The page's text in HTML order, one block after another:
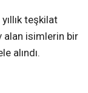
teşkilat
alan isimlerin bir
alındı.